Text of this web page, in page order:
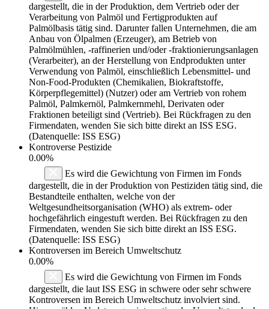
dargestellt, die in der Produktion, dem Vertrieb oder der
Verarbeitung von Palmöl und Fertigprodukten auf
Palmölbasis tätig sind. Darunter fallen Unternehmen, die am
Anbau von Ölpalmen (Erzeuger), am Betrieb von
Palmölmühlen, -raffinerien und/oder -fraktionierungsanlagen
(Verarbeiter), an der Herstellung von Endprodukten unter
Verwendung von Palmöl, einschließlich Lebensmittel- und
Non-Food-Produkten (Chemikalien, Biokraftstoffe,
Körperpflegemittel) (Nutzer) oder am Vertrieb von rohem
Palmöl, Palmkernöl, Palmkernmehl, Derivaten oder
Fraktionen beteiligt sind (Vertrieb). Bei Rückfragen zu den
Firmendaten, wenden Sie sich bitte direkt an ISS ESG.
(Datenquelle: ISS ESG)
Kontroverse Pestizide
0.00%
Es wird die Gewichtung von Firmen im Fonds
dargestellt, die in der Produktion von Pestiziden tätig sind, die
Bestandteile enthalten, welche von der
Weltgesundheitsorganisation (WHO) als extrem- oder
hochgefährlich eingestuft werden. Bei Rückfragen zu den
Firmendaten, wenden Sie sich bitte direkt an ISS ESG.
(Datenquelle: ISS ESG)
Kontroversen im Bereich Umweltschutz
0.00%
Es wird die Gewichtung von Firmen im Fonds
dargestellt, die laut ISS ESG in schwere oder sehr schwere
Kontroversen im Bereich Umweltschutz involviert sind.